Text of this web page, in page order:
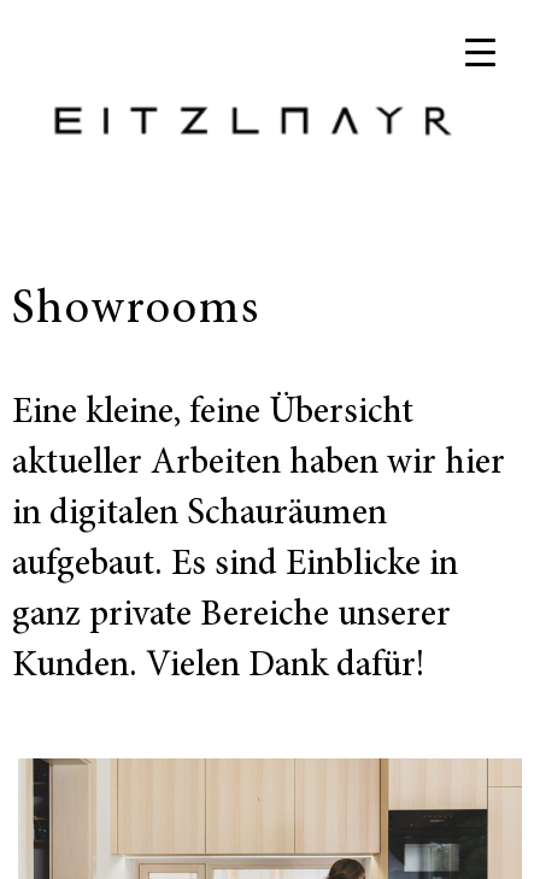
Showrooms
Eine kleine, feine Übersicht
aktueller Arbeiten haben wir hier
in digitalen Schauräumen
aufgebaut. Es sind Einblicke in
ganz private Bereiche unserer
Kunden. Vielen Dank dafür!